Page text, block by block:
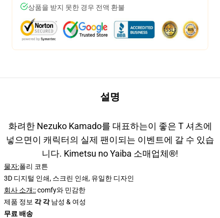
상품을 받지 못한 경우 전액 환불
설명
화려한 Nezuko Kamado를 대표하는이 좋은 T 셔츠에
넣으면이 캐릭터의 실제 팬이되는 이벤트에 갈 수 있습
니다. Kimetsu no Yaiba 소매업체®!
물자:폴리 코튼
3D 디지털 인쇄, 스크린 인쇄, 유일한 디자인
회사 소개::comfy와 민감한
제품 정보 각 각남성 & 여성
무료 배송